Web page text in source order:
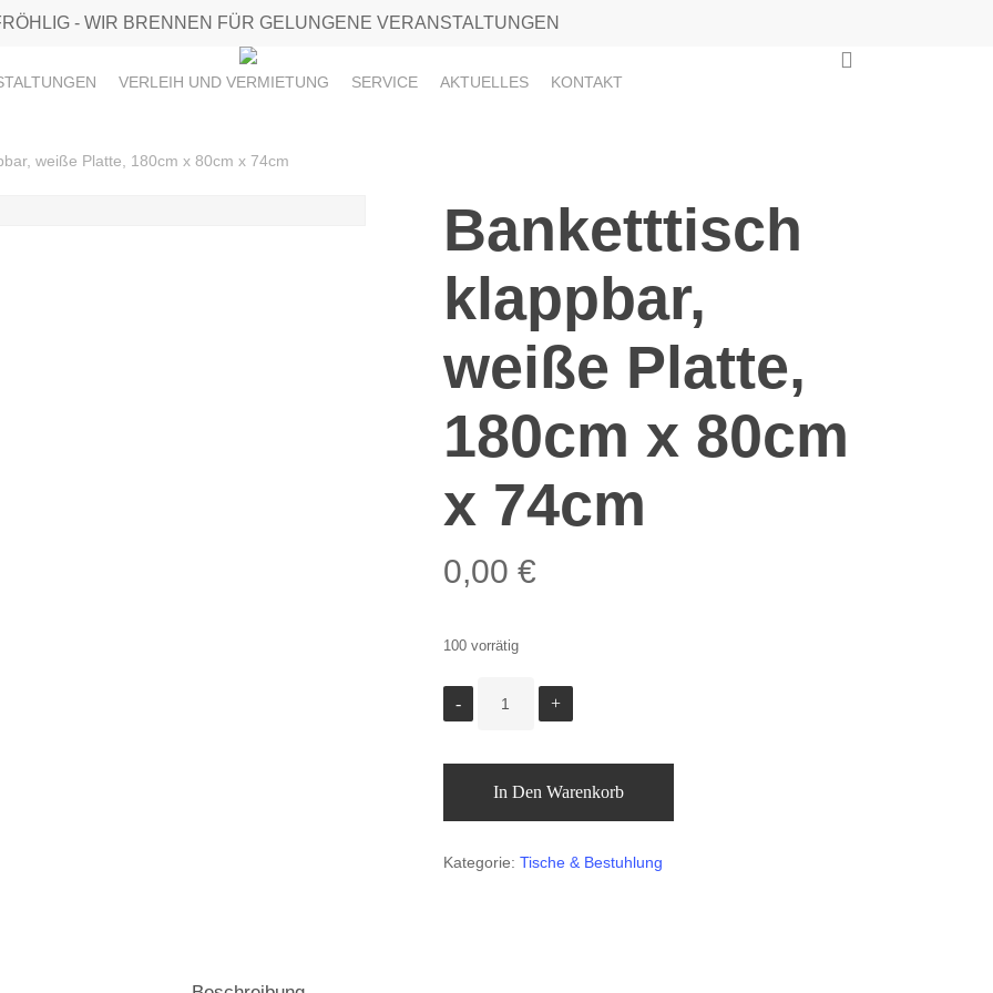
- WIR BRENNEN FÜR GELUNGENE VERANSTALTUNGEN
VERLEIH UND VERMIETUNG SERVICE AKTUELLES KONTAKT
weiße Platte, 180cm x 80cm x 74cm
Banketttisch
klappbar,
weiße Platte,
180cm x 80cm
x 74cm
0,00 €
100 vorrätig
In Den Warenkorb
Kategorie: Tische & Bestuhlung